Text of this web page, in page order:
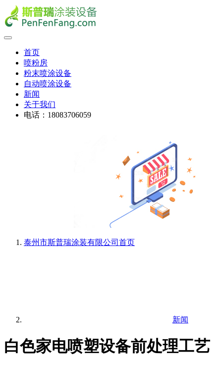
首页
喷粉房
粉末喷涂设备
自动喷涂设备
新闻
关于我们
电话：18083706059
泰州市斯普瑞涂装有限公司 首页
新闻
白色家电喷塑设备前处理工艺